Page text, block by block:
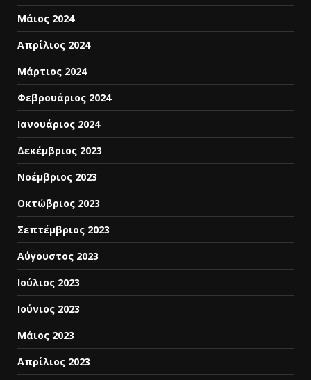
Μάιος 2024
Απρίλιος 2024
Μάρτιος 2024
Φεβρουάριος 2024
Ιανουάριος 2024
Δεκέμβριος 2023
Νοέμβριος 2023
Οκτώβριος 2023
Σεπτέμβριος 2023
Αύγουστος 2023
Ιούλιος 2023
Ιούνιος 2023
Μάιος 2023
Απρίλιος 2023